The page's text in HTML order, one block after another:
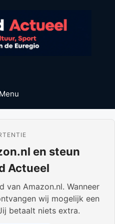
Menu
en steun
Actueel
van Amazon.nl. Wanneer
wij mogelijk een
betaalt niets extra.